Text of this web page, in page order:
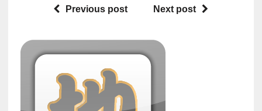
Previous post Next post